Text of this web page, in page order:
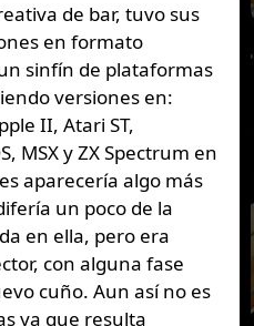
de bar, tuvo sus
en formato
sinfín de plataformas
versiones en:
II, Atari ST,
MSX y ZX Spectrum en
aparecería algo más
un poco de la
en ella, pero era
con alguna fase
cuño. Aun así no es
ya que resulta